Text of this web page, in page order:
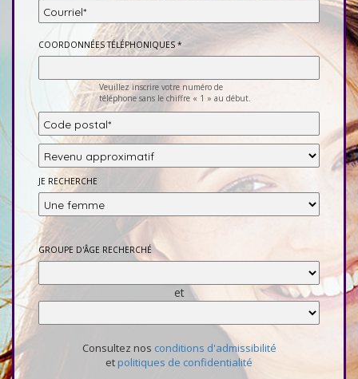
COORDONNÉES TÉLÉPHONIQUES *
Veuillez inscrire votre numéro de
téléphone sans le chiffre « 1 » au début.
JE RECHERCHE
GROUPE D'ÂGE RECHERCHÉ
et
Consultez nos conditions d'admissibilité
et politiques de confidentialité